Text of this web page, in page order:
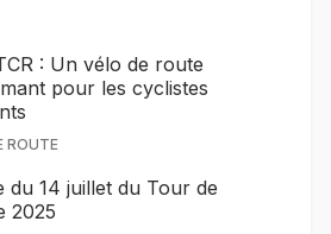
: Un vélo de route
pour les cyclistes
ROUTE
du 14 juillet du Tour de
2025